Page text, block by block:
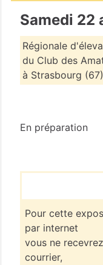
Samedi 22
Régionale
du Club des
à Strasbourg (67)
En préparation
Pour cette
par internet
vous ne
courrier,